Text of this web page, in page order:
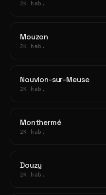
2K hab.
Mouzon
2K hab.
Nouvion-sur-Meuse
2K hab.
Monthermé
2K hab.
Douzy
2K hab.